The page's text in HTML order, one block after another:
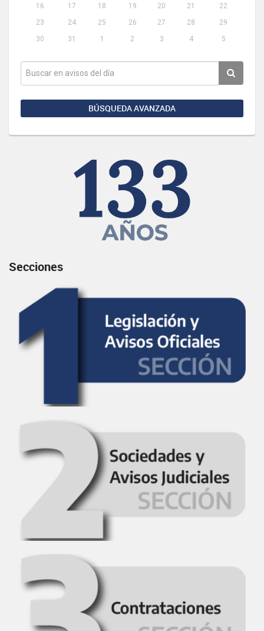
16
17 18 19 20 21
22
23
24 25 26 27 28
29
30
31 1 2 3 4 5
BÚSQUEDA AVANZADA
Secciones